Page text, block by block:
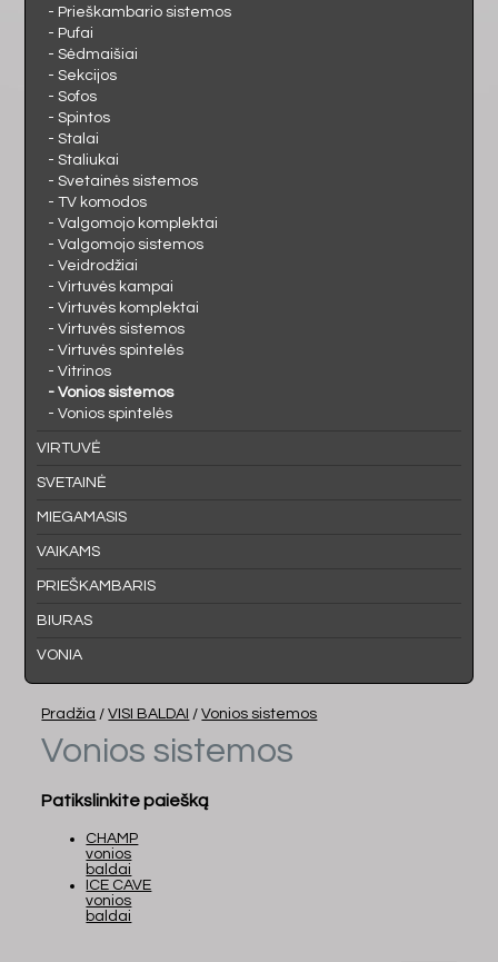
- Prieškambario sistemos
- Pufai
- Sėdmaišiai
- Sekcijos
- Sofos
- Spintos
- Stalai
- Staliukai
- Svetainės sistemos
- TV komodos
- Valgomojo komplektai
- Valgomojo sistemos
- Veidrodžiai
- Virtuvės kampai
- Virtuvės komplektai
- Virtuvės sistemos
- Virtuvės spintelės
- Vitrinos
- Vonios sistemos
- Vonios spintelės
VIRTUVĖ
SVETAINĖ
MIEGAMASIS
VAIKAMS
PRIEŠKAMBARIS
BIURAS
VONIA
Pradžia /VISI BALDAI /Vonios sistemos
Vonios sistemos
Patikslinkite paiešką
CHAMP
vonios
baldai
ICE CAVE
vonios
baldai